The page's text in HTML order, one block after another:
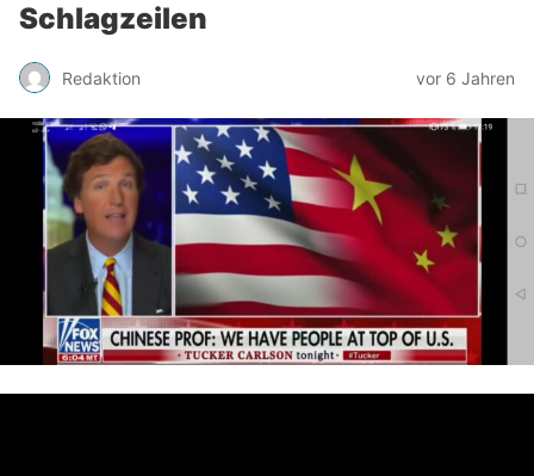
Schlagzeilen
Redaktion vor 6 Jahren